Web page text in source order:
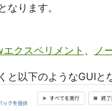
なります。
クスペリメント 、 ノ
以下のようなGUIと